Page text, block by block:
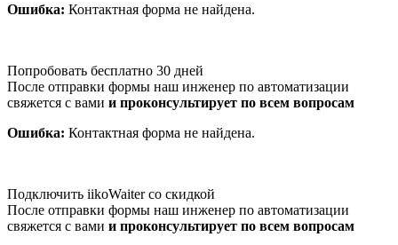
Ошибка: Контактная форма не найдена.
Попробовать бесплатно 30 дней
После отправки формы наш инженер по автоматизации
свяжется с вами и проконсультирует по всем вопросам
Ошибка: Контактная форма не найдена.
Подключить iikoWaiter со скидкой
После отправки формы наш инженер по автоматизации
свяжется с вами и проконсультирует по всем вопросам